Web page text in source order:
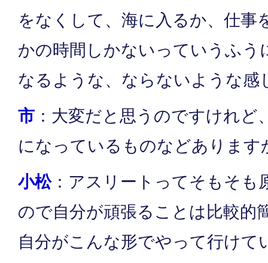
をなくして、海に入るか、仕事
かの時間しかないっていうふう
なるような、ならないような感
市 ：大変だと思うのですけれど
になっているものなどあります
小松：アスリートってそもそも
ので自分が頑張ることは比較的
自分がこんな形でやって行けて